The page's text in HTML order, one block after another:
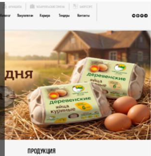
ФРАНШИЗА ЧЕБАРКУЛЬСКИЕ СЕМЕНА БИОРЕСУРС
Каталог Покупателям Карьера Тендеры Контакты
ПРОДУКЦИЯ